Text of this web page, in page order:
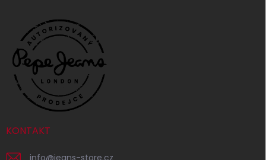
KONTAKT
info@jeans-store.cz